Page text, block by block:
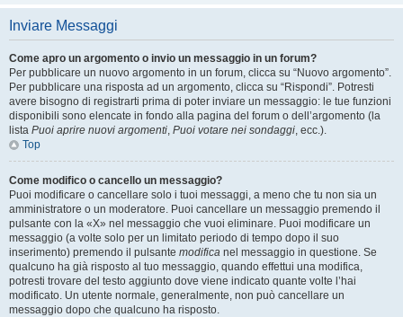
Inviare Messaggi
Come apro un argomento o invio un messaggio in un forum?
Per pubblicare un nuovo argomento in un forum, clicca su “Nuovo argomento”.
Per pubblicare una risposta ad un argomento, clicca su “Rispondi”. Potresti
avere bisogno di registrarti prima di poter inviare un messaggio: le tue funzioni
disponibili sono elencate in fondo alla pagina del forum o dell’argomento (la
lista Puoi aprire nuovi argomenti, Puoi votare nei sondaggi, ecc.).
Top
Come modifico o cancello un messaggio?
Puoi modificare o cancellare solo i tuoi messaggi, a meno che tu non sia un
amministratore o un moderatore. Puoi cancellare un messaggio premendo il
pulsante con la «X» nel messaggio che vuoi eliminare. Puoi modificare un
messaggio (a volte solo per un limitato periodo di tempo dopo il suo
inserimento) premendo il pulsante modifica nel messaggio in questione. Se
qualcuno ha già risposto al tuo messaggio, quando effettui una modifica,
potresti trovare del testo aggiunto dove viene indicato quante volte l’hai
modificato. Un utente normale, generalmente, non può cancellare un
messaggio dopo che qualcuno ha risposto.